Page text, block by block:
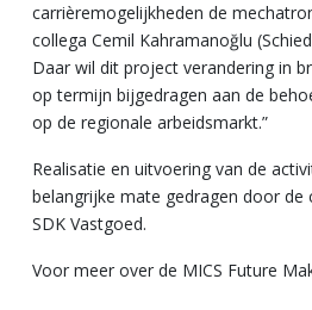
carrièremogelijkheden de
collega Cemil Kahramanoğlu
Daar wil dit project verandering in
op termijn bijgedragen aan de
op de regionale arbeidsmarkt.”
Realisatie en uitvoering van de
belangrijke mate gedragen door de
SDK Vastgoed.
Voor meer over de MICS Future